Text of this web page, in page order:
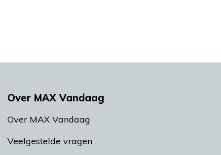
Over MAX Vandaag
Over MAX Vandaag
Veelgestelde vragen